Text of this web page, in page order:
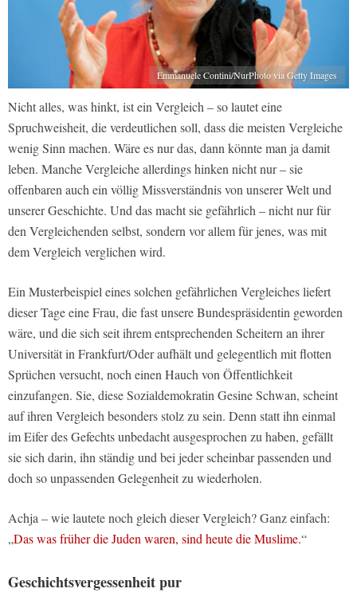
Emmanuele Contini/NurPhoto via Getty Images
Nicht alles, was hinkt, ist ein Vergleich – so lautet eine
Spruchweisheit, die verdeutlichen soll, dass die meisten Vergleiche
wenig Sinn machen. Wäre es nur das, dann könnte man ja damit
leben. Manche Vergleiche allerdings hinken nicht nur – sie
offenbaren auch ein völlig Missverständnis von unserer Welt und
unserer Geschichte. Und das macht sie gefährlich – nicht nur für
den Vergleichenden selbst, sondern vor allem für jenes, was mit
dem Vergleich verglichen wird.
Ein Musterbeispiel eines solchen gefährlichen Vergleiches liefert
dieser Tage eine Frau, die fast unsere Bundespräsidentin geworden
wäre, und die sich seit ihrem entsprechenden Scheitern an ihrer
Universität in Frankfurt/Oder aufhält und gelegentlich mit flotten
Sprüchen versucht, noch einen Hauch von Öffentlichkeit
einzufangen. Sie, diese Sozialdemokratin Gesine Schwan, scheint
auf ihren Vergleich besonders stolz zu sein. Denn statt ihn einmal
im Eifer des Gefechts unbedacht ausgesprochen zu haben, gefällt
sie sich darin, ihn ständig und bei jeder scheinbar passenden und
doch so unpassenden Gelegenheit zu wiederholen.
Achja – wie lautete noch gleich dieser Vergleich? Ganz einfach:
„Das was früher die Juden waren, sind heute die Muslime.“
Geschichtsvergessenheit pur